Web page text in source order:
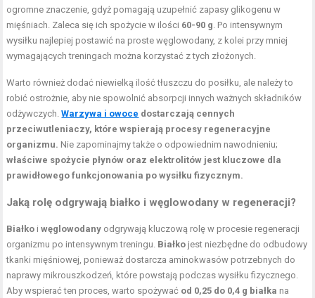
ogromne znaczenie, gdyż pomagają uzupełnić zapasy glikogenu w
mięśniach. Zaleca się ich spożycie w ilości 60-90 g. Po intensywnym
wysiłku najlepiej postawić na proste węglowodany, z kolei przy mniej
wymagających treningach można korzystać z tych złożonych.
Warto również dodać niewielką ilość tłuszczu do posiłku, ale należy to
robić ostrożnie, aby nie spowolnić absorpcji innych ważnych składników
odżywczych.Warzywa i owoce dostarczają cennych
przeciwutleniaczy, które wspierają procesy regeneracyjne
organizmu. Nie zapominajmy także o odpowiednim nawodnieniu;
właściwe spożycie płynów oraz elektrolitów jest kluczowe dla
prawidłowego funkcjonowania po wysiłku fizycznym.
Jaką rolę odgrywają białko i węglowodany w regeneracji?
Białko iwęglowodany odgrywają kluczową rolę w procesie regeneracji
organizmu po intensywnym treningu. Białko jest niezbędne do odbudowy
tkanki mięśniowej, ponieważ dostarcza aminokwasów potrzebnych do
naprawy mikrouszkodzeń, które powstają podczas wysiłku fizycznego.
Aby wspierać ten proces, warto spożywać od 0,25 do 0,4 g białka na